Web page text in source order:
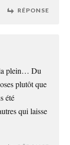
RÉPONSE
la plein… Du
plutôt que
été
qui laisse